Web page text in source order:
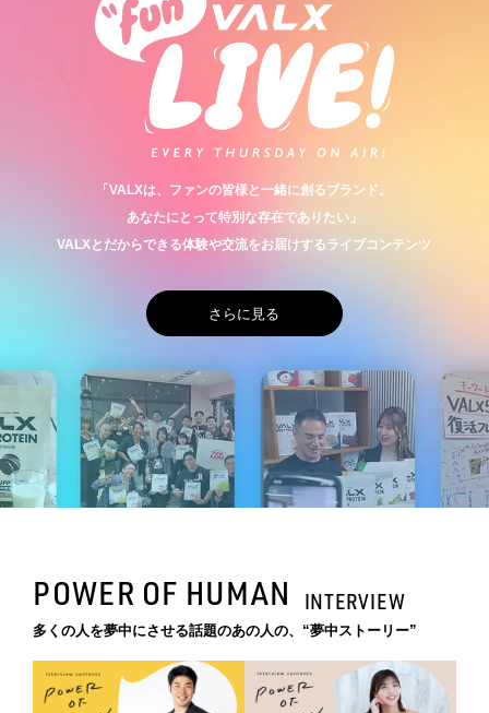
「VALXは、ファンの皆様と一緒に創るブランド。
あなたにとって特別な存在でありたい」
VALXとだからできる体験や交流をお届けするライブコンテンツ
さらに見る
POWER OF HUMAN INTERVIEW
多くの人を夢中にさせる話題のあの人の、“夢中ストーリー”